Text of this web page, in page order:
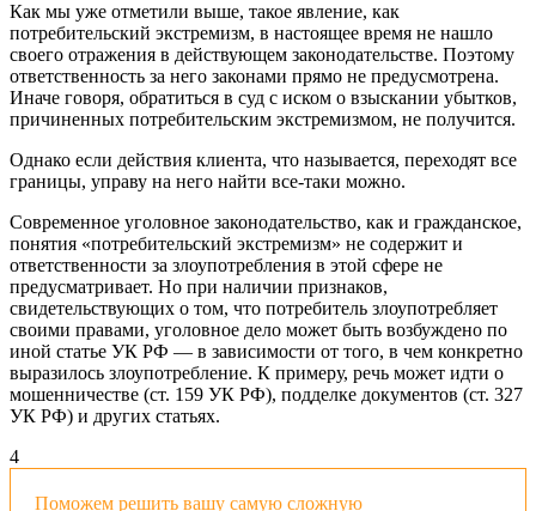
Как мы уже отметили выше, такое явление, как
потребительский экстремизм, в настоящее время не нашло
своего отражения в действующем законодательстве. Поэтому
ответственность за него законами прямо не предусмотрена.
Иначе говоря, обратиться в суд с иском о взыскании убытков,
причиненных потребительским экстремизмом, не получится.
Однако если действия клиента, что называется, переходят все
границы, управу на него найти все-таки можно.
Современное уголовное законодательство, как и гражданское,
понятия «потребительский экстремизм» не содержит и
ответственности за злоупотребления в этой сфере не
предусматривает. Но при наличии признаков,
свидетельствующих о том, что потребитель злоупотребляет
своими правами, уголовное дело может быть возбуждено по
иной статье УК РФ — в зависимости от того, в чем конкретно
выразилось злоупотребление. К примеру, речь может идти о
мошенничестве (ст. 159 УК РФ), подделке документов (ст. 327
УК РФ) и других статьях.
4
Поможем решить вашу самую сложную